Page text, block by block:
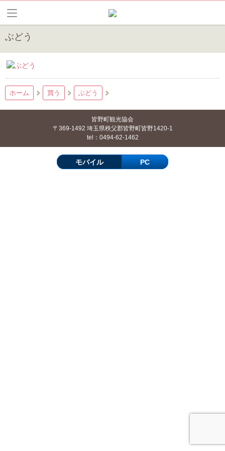
ぶどう
ホーム 買う ぶどう
皆野町観光協会
〒369-1492 埼玉県秩父郡皆野町皆野1420-1
tel：0494-62-1462
モバイル PC